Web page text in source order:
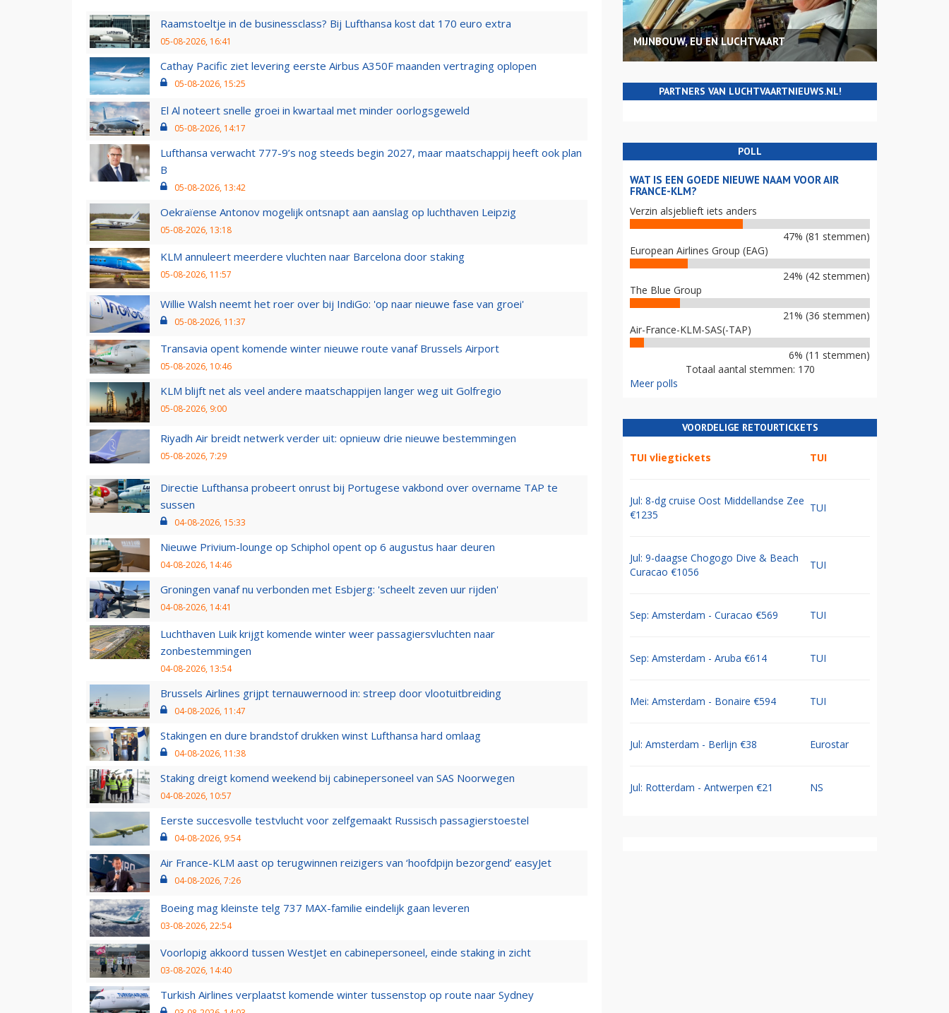
Raamstoeltje in de businessclass? Bij Lufthansa kost dat 170 euro extra
05-08-2026, 16:41
Cathay Pacific ziet levering eerste Airbus A350F maanden vertraging oplopen
05-08-2026, 15:25
El Al noteert snelle groei in kwartaal met minder oorlogsgeweld
05-08-2026, 14:17
Lufthansa verwacht 777-9’s nog steeds begin 2027, maar maatschappij heeft ook plan
B
05-08-2026, 13:42
Oekraïense Antonov mogelijk ontsnapt aan aanslag op luchthaven Leipzig
05-08-2026, 13:18
KLM annuleert meerdere vluchten naar Barcelona door staking
05-08-2026, 11:57
Willie Walsh neemt het roer over bij IndiGo: 'op naar nieuwe fase van groei'
05-08-2026, 11:37
Transavia opent komende winter nieuwe route vanaf Brussels Airport
05-08-2026, 10:46
KLM blijft net als veel andere maatschappijen langer weg uit Golfregio
05-08-2026, 9:00
Riyadh Air breidt netwerk verder uit: opnieuw drie nieuwe bestemmingen
05-08-2026, 7:29
Directie Lufthansa probeert onrust bij Portugese vakbond over overname TAP te
sussen
04-08-2026, 15:33
Nieuwe Privium-lounge op Schiphol opent op 6 augustus haar deuren
04-08-2026, 14:46
Groningen vanaf nu verbonden met Esbjerg: 'scheelt zeven uur rijden'
04-08-2026, 14:41
Luchthaven Luik krijgt komende winter weer passagiersvluchten naar
zonbestemmingen
04-08-2026, 13:54
Brussels Airlines grijpt ternauwernood in: streep door vlootuitbreiding
04-08-2026, 11:47
Stakingen en dure brandstof drukken winst Lufthansa hard omlaag
04-08-2026, 11:38
Staking dreigt komend weekend bij cabinepersoneel van SAS Noorwegen
04-08-2026, 10:57
Eerste succesvolle testvlucht voor zelfgemaakt Russisch passagierstoestel
04-08-2026, 9:54
Air France-KLM aast op terugwinnen reizigers van ‘hoofdpijn bezorgend’ easyJet
04-08-2026, 7:26
Boeing mag kleinste telg 737 MAX-familie eindelijk gaan leveren
03-08-2026, 22:54
Voorlopig akkoord tussen WestJet en cabinepersoneel, einde staking in zicht
03-08-2026, 14:40
Turkish Airlines verplaatst komende winter tussenstop op route naar Sydney
MIJNBOUW, EU EN LUCHTVAART
PARTNERS VAN LUCHTVAARTNIEUWS.NL!
POLL
WAT IS EEN GOEDE NIEUWE NAAM VOOR AIR
FRANCE-KLM?
Verzin alsjeblieft iets anders
47% (81 stemmen)
European Airlines Group (EAG)
24% (42 stemmen)
The Blue Group
21% (36 stemmen)
Air-France-KLM-SAS(-TAP)
6% (11 stemmen)
Totaal aantal stemmen: 170
Meer polls
VOORDELIGE RETOURTICKETS
TUI vliegtickets TUI
Jul: 8-dg cruise Oost Middellandse Zee
€1235
TUI
Jul: 9-daagse Chogogo Dive & Beach
Curacao €1056
TUI
Sep: Amsterdam - Curacao €569 TUI
Sep: Amsterdam - Aruba €614 TUI
Mei: Amsterdam - Bonaire €594 TUI
Jul: Amsterdam - Berlijn €38 Eurostar
Jul: Rotterdam - Antwerpen €21 NS